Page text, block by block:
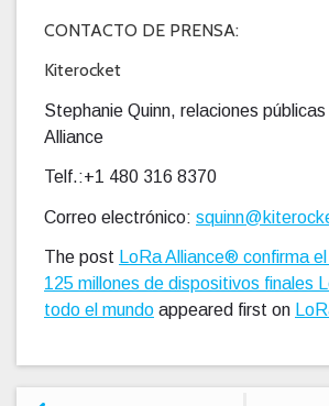
CONTACTO DE PRENSA:
Kiterocket
Stephanie Quinn, relaciones
Alliance
Telf.:+1 480 316 8370
Correo electrónico:
The post LoRa Alliance® confirma
125 millones de dispositivos finales
todo el mundo appeared first on